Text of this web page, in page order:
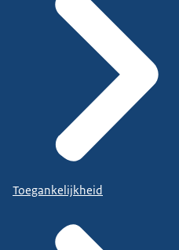
Toegankelijkheid